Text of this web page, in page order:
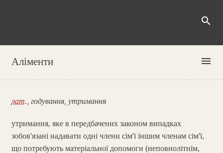
search
Аліменти menu
лат. , годування, утримання
утримання, яке в передбачених законом випадках
зобов'язані надавати одні члени сім'ї іншим членам сім'ї,
що потребують матеріальної допомоги (неповнолітнім,